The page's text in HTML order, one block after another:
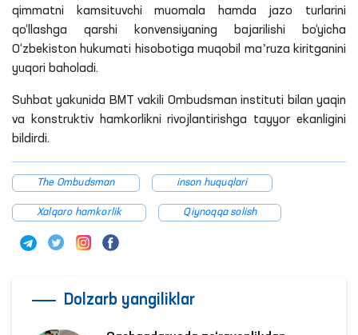
qimmatni kamsituvchi muomala hamda jazo turlarini
qo‘llashga qarshi konvensiyaning bajarilishi bo‘yicha
O‘zbekiston hukumati hisobotiga muqobil maʼruza kiritganini
yuqori baholadi.
Suhbat yakunida BMT vakili Ombudsman instituti bilan yaqin
va konstruktiv hamkorlikni rivojlantirishga tayyor ekanligini
bildirdi.
The Ombudsman inson huquqlari
Xalqaro hamkorlik Qiynoqqa solish
Dolzarb yangiliklar